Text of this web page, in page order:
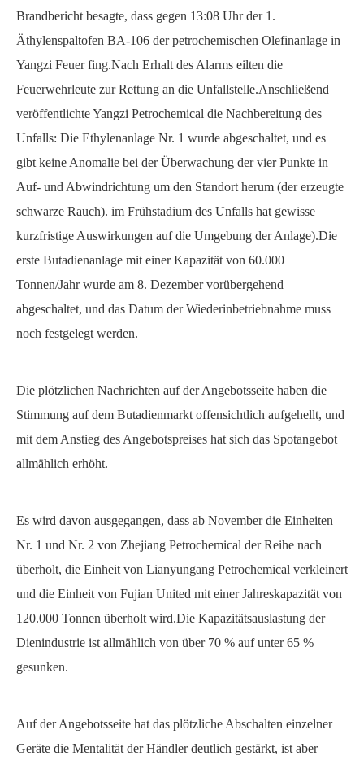
Brandbericht besagte, dass gegen 13:08 Uhr der 1.
Äthylenspaltofen BA-106 der petrochemischen Olefinanlage in
Yangzi Feuer fing.Nach Erhalt des Alarms eilten die
Feuerwehrleute zur Rettung an die Unfallstelle.Anschließend
veröffentlichte Yangzi Petrochemical die Nachbereitung des
Unfalls: Die Ethylenanlage Nr. 1 wurde abgeschaltet, und es
gibt keine Anomalie bei der Überwachung der vier Punkte in
Auf- und Abwindrichtung um den Standort herum (der erzeugte
schwarze Rauch). im Frühstadium des Unfalls hat gewisse
kurzfristige Auswirkungen auf die Umgebung der Anlage).Die
erste Butadienanlage mit einer Kapazität von 60.000
Tonnen/Jahr wurde am 8. Dezember vorübergehend
abgeschaltet, und das Datum der Wiederinbetriebnahme muss
noch festgelegt werden.
Die plötzlichen Nachrichten auf der Angebotsseite haben die
Stimmung auf dem Butadienmarkt offensichtlich aufgehellt, und
mit dem Anstieg des Angebotspreises hat sich das Spotangebot
allmählich erhöht.
Es wird davon ausgegangen, dass ab November die Einheiten
Nr. 1 und Nr. 2 von Zhejiang Petrochemical der Reihe nach
überholt, die Einheit von Lianyungang Petrochemical verkleinert
und die Einheit von Fujian United mit einer Jahreskapazität von
120.000 Tonnen überholt wird.Die Kapazitätsauslastung der
Dienindustrie ist allmählich von über 70 % auf unter 65 %
gesunken.
Auf der Angebotsseite hat das plötzliche Abschalten einzelner
Geräte die Mentalität der Händler deutlich gestärkt, ist aber